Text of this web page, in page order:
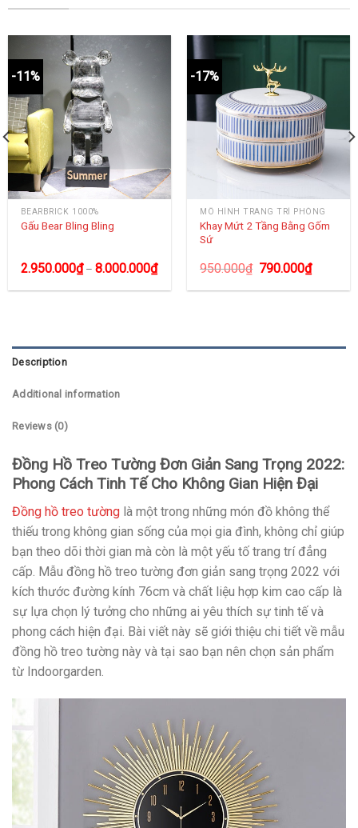
-11%
BEARBRICK 1000%
Gấu Bear Bling Bling
2.950.000₫– 8.000.000₫
-17%
MÔ HÌNH TRANG TRÍ PHÒNG
Khay Mứt 2 Tầng Bằng Gốm
Sứ
950.000₫ 790.000₫
Description
Additional information
Reviews (0)
Đồng Hồ Treo Tường Đơn Giản Sang Trọng 2022:
Phong Cách Tinh Tế Cho Không Gian Hiện Đại
Đồng hồ treo tường là một trong những món đồ không thể
thiếu trong không gian sống của mọi gia đình, không chỉ giúp
bạn theo dõi thời gian mà còn là một yếu tố trang trí đẳng
cấp. Mẫu đồng hồ treo tường đơn giản sang trọng 2022 với
kích thước đường kính 76cm và chất liệu hợp kim cao cấp là
sự lựa chọn lý tưởng cho những ai yêu thích sự tinh tế và
phong cách hiện đại. Bài viết này sẽ giới thiệu chi tiết về mẫu
đồng hồ treo tường này và tại sao bạn nên chọn sản phẩm
từ Indoorgarden.